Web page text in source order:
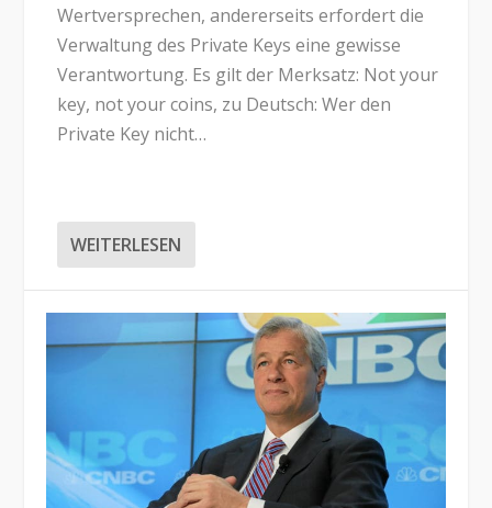
Wertversprechen, andererseits erfordert die
Verwaltung des Private Keys eine gewisse
Verantwortung. Es gilt der Merksatz: Not your
key, not your coins, zu Deutsch: Wer den
Private Key nicht…
WEITERLESEN